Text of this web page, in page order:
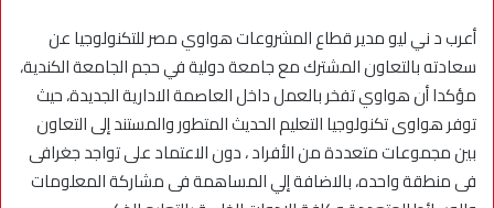
أعرب د ني ليو مدير قطاع المشروعات هواوي مصر للتكنولوجيا عن
سعادته بالتعاون المشترك مع جامعة دولية في حجم الجامعة الكندية،
مؤكدا أن هواوي تفخر بالعمل داخل العاصمة الادارية الجديدة، حيث
توفر هواوى تكنولوجيا التعليم الحديث المتطور والمستند إلى التعاون
بين مجموعات متعددة من الأفراد ، دون الاعتماد على تواجد جغرافى
فى منطقة واحده، بالاضافة إلي المساهمة فى مشاركة المعلومات